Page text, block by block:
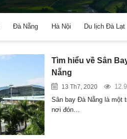
Đà Nẵng Hà Nội Du lịch Đà Lạt
Tìm hiểu về Sân
Nẵng
13 Th7, 2020
Sân bay Đà Nẵng là một
nơi đón…